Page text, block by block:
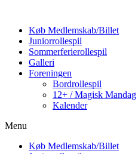
Køb Medlemskab/Billet
Juniorrollespil
Sommerferierollespil
Galleri
Foreningen
Bordrollespil
12+ / Magisk Mandag
Kalender
Menu
Køb Medlemskab/Billet